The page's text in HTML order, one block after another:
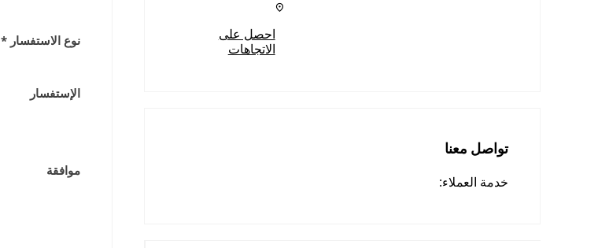
احصل على
الاتجاهات
تواصل معنا
خدمة العملاء:
نوع الاستفسار *
الإستفسار
موافقة